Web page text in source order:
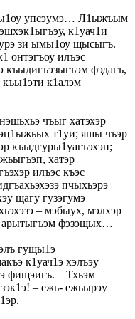
упсэумэ… Л1ыжъым
к1уач1и
зи ымы1оу щысыгъ.
онтэгъоу илъэс
фэдагъ,
къы1эти к1алэм
чъыг хатэхэр
т1уи; яшы чъэр
къыдгуры1уагъэхэп;
хатэр
илъэс къэс
пчыхьэрэ
щагу гузэгумэ
– мэбыух, мэлхэр
арытыгъэм фэзэщых…
гущы1э
к1уач1э хэлъэу
фищэигъ. – Тхьэм
– ежь- ежьырэу